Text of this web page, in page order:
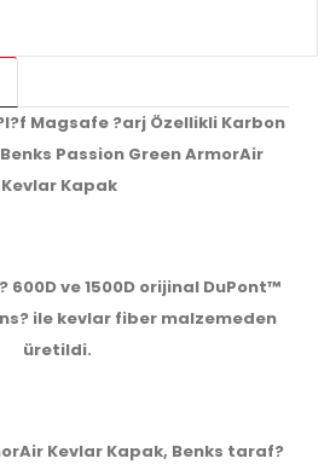
Magsafe ?arj Özellikli Karbon
Passion Green ArmorAir
Kevlar Kapak
600D ve 1500D orijinal DuPont™
ile kevlar fiber malzemeden
üretildi.
Kevlar Kapak, Benks taraf?